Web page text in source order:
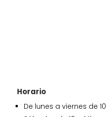
Horario
De lunes a viernes de 10